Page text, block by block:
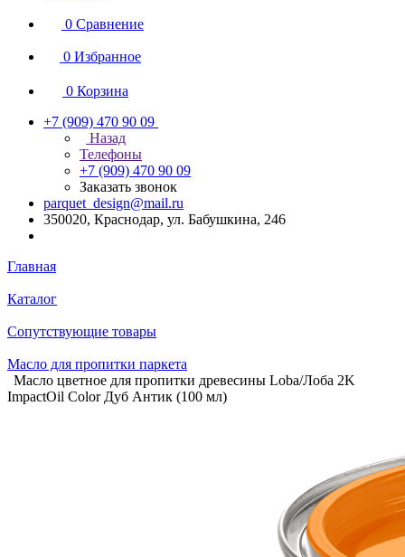
0 Сравнение
0 Избранное
0 Корзина
+7 (909) 470 90 09
Назад
Телефоны
+7 (909) 470 90 09
Заказать звонок
parquet_design@mail.ru
350020, Краснодар, ул. Бабушкина, 246
Главная
Каталог
Сопутствующие товары
Масло для пропитки паркета
Масло цветное для пропитки древесины Loba/Лоба 2K
ImpactOil Color Дуб Антик (100 мл)